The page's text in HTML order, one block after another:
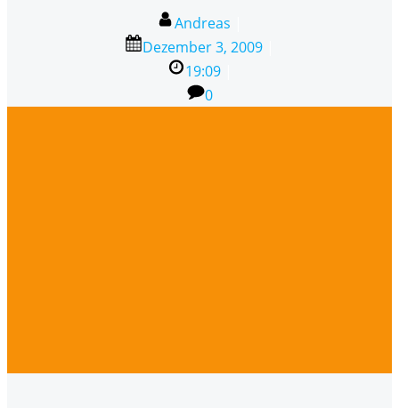
Andreas
Dezember 3, 2009
19:09
0